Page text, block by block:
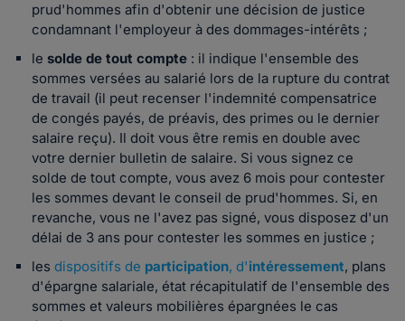
prud'hommes afin d'obtenir une décision de justice
condamnant l'employeur à des dommages-intérêts ;
le solde de tout compte : il indique l'ensemble des
sommes versées au salarié lors de la rupture du contrat
de travail (il peut recenser l'indemnité compensatrice
de congés payés, de préavis, des primes ou le dernier
salaire reçu). Il doit vous être remis en double avec
votre dernier bulletin de salaire. Si vous signez ce
solde de tout compte, vous avez 6 mois pour contester
les sommes devant le conseil de prud'hommes. Si, en
revanche, vous ne l'avez pas signé, vous disposez d'un
délai de 3 ans pour contester les sommes en justice ;
les dispositifs de participation, d'intéressement, plans
d'épargne salariale, état récapitulatif de l'ensemble des
sommes et valeurs mobilières épargnées le cas